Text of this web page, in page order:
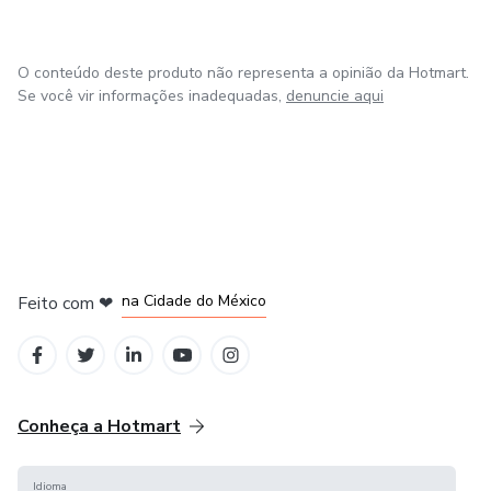
O conteúdo deste produto não representa a opinião da Hotmart.
Se você vir informações inadequadas, denuncie aqui
Feito com ❤ na Cidade do México
Conheça a Hotmart
Idioma